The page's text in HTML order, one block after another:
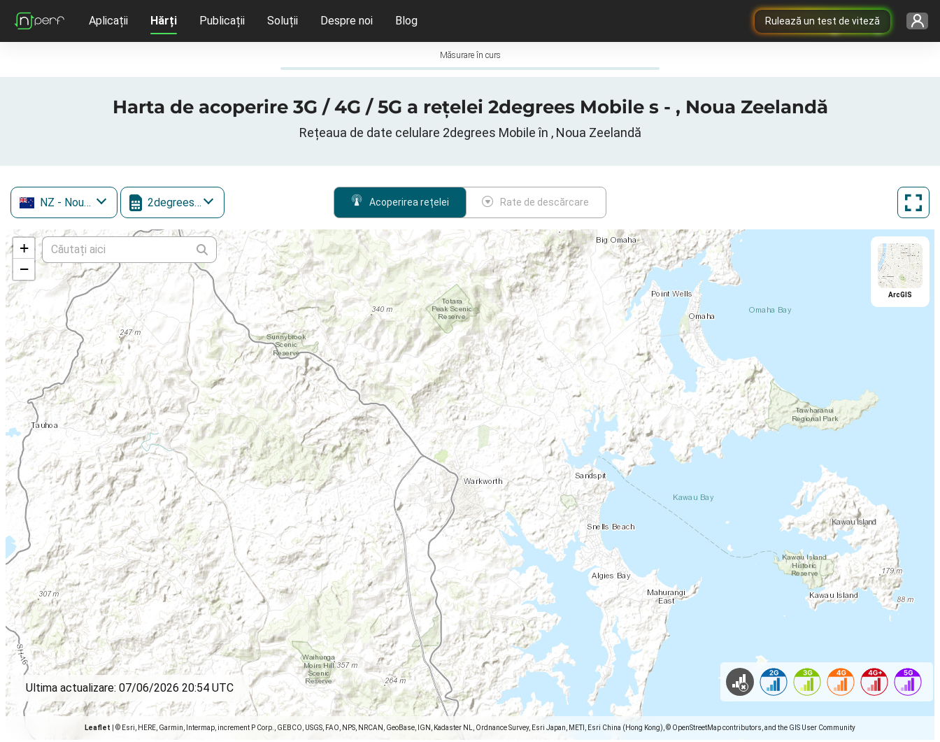
Rulează un test de viteză
Aplicații Hărți Publicații Soluții Despre noi Blog
Măsurare în curs
Harta de acoperire 3G / 4G / 5G a rețelei 2degrees Mobile s - , Noua Zeelandă
Rețeaua de date celulare 2degrees Mobile în , Noua Zeelandă
NZ - Noua Zeelandă 2degrees Mobile Acoperirea rețelei Rate de descărcare
+
−
Leaflet © Esri, HERE, Garmin, Intermap, increment P Corp., GEBCO, USGS, FAO, NPS, NRCAN, GeoBase, IGN, Kadaster NL, Ordnance Survey, Esri Japan, METI, Esri China (Hong Kong), © OpenStreetMap contributors, and the GIS User Community
ArcGIS
Ultima actualizare: 07/06/2026 20:54 UTC